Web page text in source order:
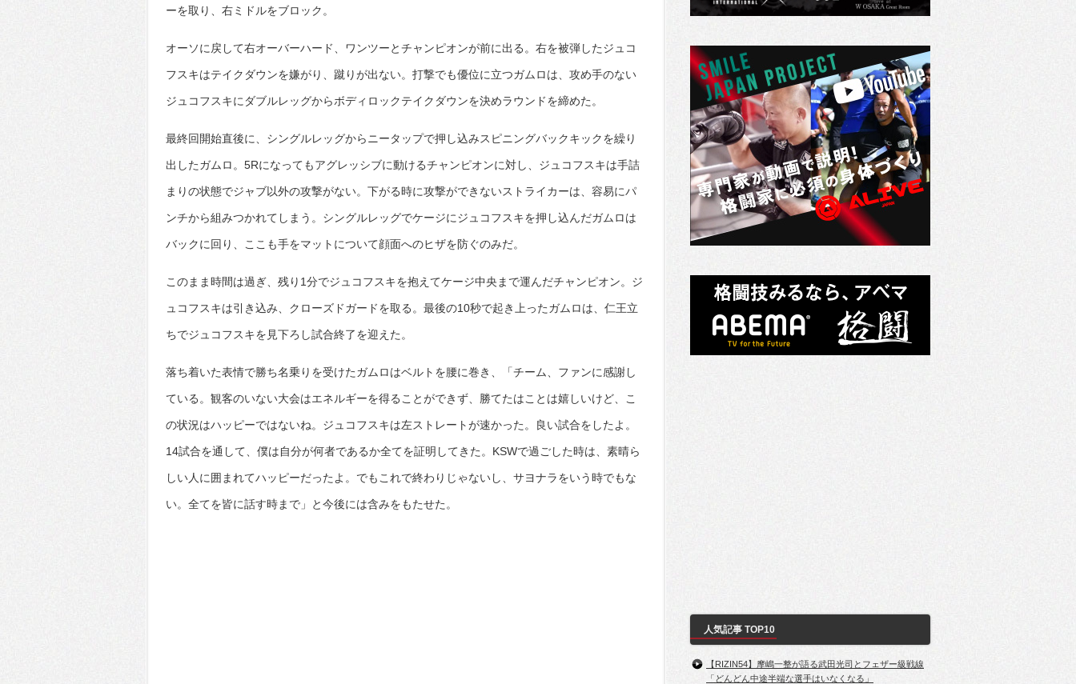
ーを取り、右ミドルをブロック。
オーソに戻して右オーバーハード、ワンツーとチャンピオンが前に出る。右を被弾したジュコ
フスキはテイクダウンを嫌がり、蹴りが出ない。打撃でも優位に立つガムロは、攻め手のない
ジュコフスキにダブルレッグからボディロックテイクダウンを決めラウンドを締めた。
最終回開始直後に、シングルレッグからニータップで押し込みスピニングバックキックを繰り
出したガムロ。5Rになってもアグレッシブに動けるチャンピオンに対し、ジュコフスキは手詰
まりの状態でジャブ以外の攻撃がない。下がる時に攻撃ができないストライカーは、容易にパ
ンチから組みつかれてしまう。シングルレッグでケージにジュコフスキを押し込んだガムロは
バックに回り、ここも手をマットについて顔面へのヒザを防ぐのみだ。
このまま時間は過ぎ、残り1分でジュコフスキを抱えてケージ中央まで運んだチャンピオン。ジ
ュコフスキは引き込み、クローズドガードを取る。最後の10秒で起き上ったガムロは、仁王立
ちでジュコフスキを見下ろし試合終了を迎えた。
落ち着いた表情で勝ち名乗りを受けたガムロはベルトを腰に巻き、「チーム、ファンに感謝し
ている。観客のいない大会はエネルギーを得ることができず、勝てたはことは嬉しいけど、こ
の状況はハッピーではないね。ジュコフスキは左ストレートが速かった。良い試合をしたよ。
14試合を通して、僕は自分が何者であるか全てを証明してきた。KSWで過ごした時は、素晴ら
しい人に囲まれてハッピーだったよ。でもこれで終わりじゃないし、サヨナラをいう時でもな
い。全てを皆に話す時まで」と今後には含みをもたせた。
人気記事 TOP10
【RIZIN54】摩嶋一整が語る武田光司とフェザー級戦線
「どんどん中途半端な選手はいなくなる」